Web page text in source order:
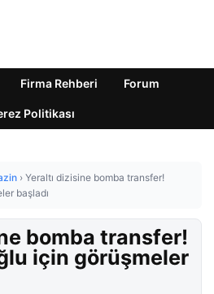
Firma Rehberi Forum
Politikası
› Yeraltı dizisine bomba transfer!
başladı
bomba transfer!
için görüşmeler